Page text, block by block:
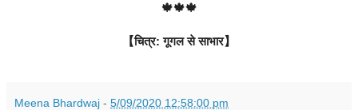
🍁🍁🍁
【चित्र: गूगल से साभार】
Meena Bhardwaj - 5/09/2020 12:58:00 pm